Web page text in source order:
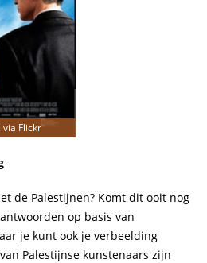
via Flickr
de Palestijnen? Komt dit ooit nog
op basis van
je kunt ook je verbeelding
Palestijnse kunstenaars zijn